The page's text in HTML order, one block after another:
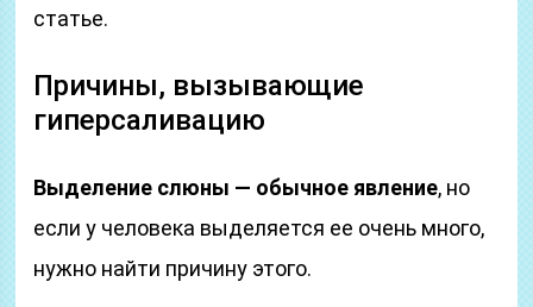
статье.
Причины, вызывающие
гиперсаливацию
Выделение слюны — обычное явление, но
если у человека выделяется ее очень много,
нужно найти причину этого.